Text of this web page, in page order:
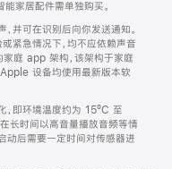
家居配件需单独购买。
并可在识别后向你发送通知。
紧急情况下，均不应依赖声音
庭 app 架构，该架构于家庭
设备均使用最新版本软
，即环境温度约为 15ºC 至
长时间以高音量播放音频等情
动后需要一定时间对传感器进